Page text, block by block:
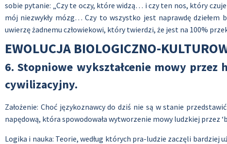
sobie pytanie: „Czy te oczy, które widzą… i czy ten nos, który
mój niezwykły mózg… Czy to wszystko jest naprawdę dziełem
uwierzę żadnemu człowiekowi, który twierdzi, że jest na 100%
EWOLUCJA BIOLOGICZNO-
6. Stopniowe wykształcenie mowy
cywilizacyjny.
Założenie: Choć językoznawcy do dziś nie są w stanie
napędową, która spowodowała wytworzenie mowy ludzkiej przez
Logika i nauka: Teorie, według których pra-ludzie zaczęli bardziej